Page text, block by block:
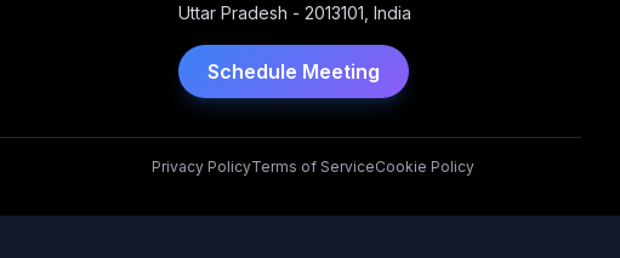
Uttar Pradesh - 2013101, India
Schedule Meeting
Privacy PolicyTerms of ServiceCookie Policy